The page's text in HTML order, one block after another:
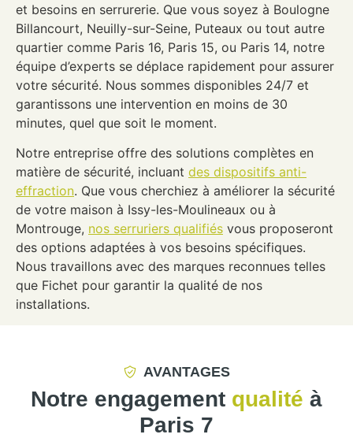
et besoins en serrurerie. Que vous soyez à Boulogne
Billancourt, Neuilly-sur-Seine, Puteaux ou tout autre
quartier comme Paris 16, Paris 15, ou Paris 14, notre
équipe d’experts se déplace rapidement pour assurer
votre sécurité. Nous sommes disponibles 24/7 et
garantissons une intervention en moins de 30
minutes, quel que soit le moment.
Notre entreprise offre des solutions complètes en
matière de sécurité, incluant des dispositifs anti-
effraction. Que vous cherchiez à améliorer la sécurité
de votre maison à Issy-les-Moulineaux ou à
Montrouge, nos serruriers qualifiés vous proposeront
des options adaptées à vos besoins spécifiques.
Nous travaillons avec des marques reconnues telles
que Fichet pour garantir la qualité de nos
installations.
AVANTAGES
Notre engagement qualité à
Paris 7